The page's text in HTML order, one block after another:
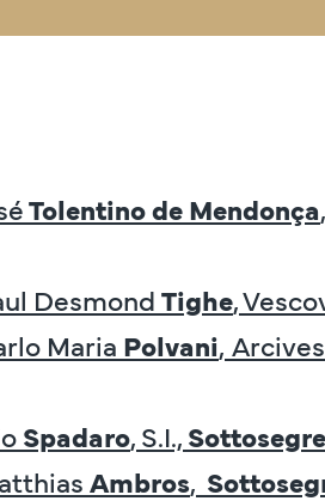
Tolentino de Mendonça,
DesmondTighe,
Maria Polvani,
Spadaro, S.I.,
Ambros,